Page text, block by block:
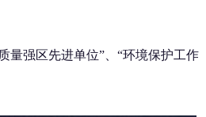
量强区先进单位”、“环境保护工作